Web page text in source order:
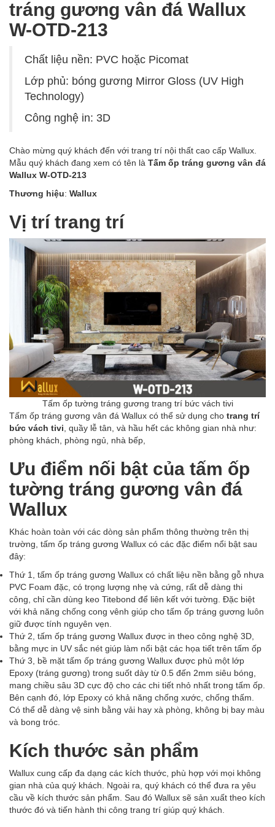
tráng gương vân đá Wallux
W-OTD-213
Chất liệu nền: PVC hoặc Picomat
Lớp phủ: bóng gương Mirror Gloss (UV High
Technology)
Công nghệ in: 3D
Chào mừng quý khách đến với trang trí nội thất cao cấp Wallux.
Mẫu quý khách đang xem có tên là Tấm ốp tráng gương vân đá
Wallux W-OTD-213
Thương hiệu: Wallux
Vị trí trang trí
Tấm ốp tường tráng gương trang trí bức vách tivi
Tấm ốp tráng gương vân đá Wallux có thể sử dụng cho trang trí
bức vách tivi , quầy lễ tân, và hầu hết các không gian nhà như:
phòng khách, phòng ngủ, nhà bếp,
Ưu điểm nối bật của tấm ốp
tường tráng gương vân đá
Wallux
Khác hoàn toàn với các dòng sản phẩm thông thường trên thị
trường, tấm ốp tráng gương Wallux có các đặc điểm nổi bật sau
đây:
Thứ 1, tấm ốp tráng gương Wallux có chất liệu nền bằng gỗ nhựa
PVC Foam đặc, có trọng lượng nhẹ và cứng, rất dễ dàng thi
công, chỉ cần dùng keo Titebond để liên kết với tường. Đặc biệt
với khả năng chống cong vênh giúp cho tấm ốp tráng gương luôn
giữ được tính nguyên vẹn.
Thứ 2, tấm ốp tráng gương Wallux được in theo công nghệ 3D,
bằng mực in UV sắc nét giúp làm nổi bật các họa tiết trên tấm ốp
Thứ 3, bề mặt tấm ốp tráng gương Wallux được phủ một lớp
Epoxy (tráng gương) trong suốt dày từ 0.5 đến 2mm siêu bóng,
mang chiều sâu 3D cực độ cho các chi tiết nhỏ nhất trong tấm ốp.
Bên cạnh đó, lớp Epoxy có khả năng chống xước, chống thấm.
Có thể dễ dàng vệ sinh bằng vải hay xà phòng, không bị bay màu
và bong tróc.
Kích thước sản phẩm
Wallux cung cấp đa dạng các kích thước, phù hợp với mọi không
gian nhà của quý khách. Ngoài ra, quý khách có thể đưa ra yêu
cầu về kích thước sản phẩm. Sau đó Wallux sẽ sản xuất theo kích
thước đó và tiến hành thi công trang trí giúp quý khách.